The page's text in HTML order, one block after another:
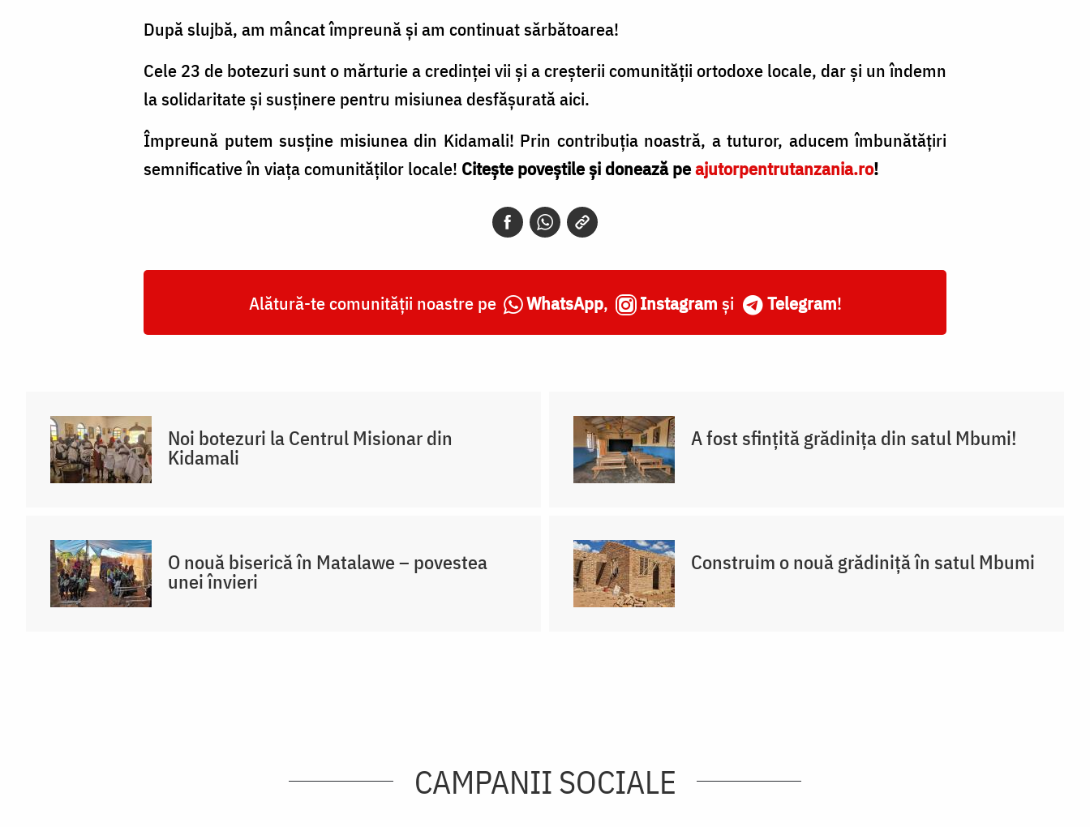
După slujbă, am mâncat împreună și am continuat sărbătoarea!
Cele 23 de botezuri sunt o mărturie a credinței vii și a creșterii comunității ortodoxe locale, dar și un îndemn
la solidaritate și susținere pentru misiunea desfășurată aici.
Împreună putem susține misiunea din Kidamali! Prin contribuția noastră, a tuturor, aducem îmbunătățiri
semnificative în viața comunităților locale! Citește poveștile și donează peajutorpentrutanzania.ro!
Alătură-te comunității noastre pe WhatsApp, Instagram și Telegram!
Noi botezuri la Centrul Misionar din
Kidamali
A fost sfințită grădinița din satul Mbumi!
O nouă biserică în Matalawe – povestea
unei învieri
Construim o nouă grădiniță în satul Mbumi
CAMPANII SOCIALE